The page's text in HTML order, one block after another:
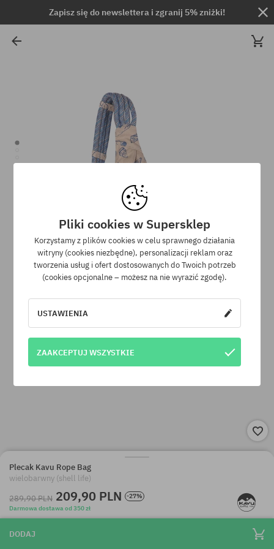
Zapisz się do newslettera i zgranij 5% zniżki!
Plecak Kavu Rope Bag
wielobarwny (shell life)
289,90 PLN 209,90 PLN
-27%
Darmowa dostawa od 350 zł
DODAJ
Pliki cookies w Supersklep
Korzystamy z plików cookies w celu sprawnego działania
witryny (cookies niezbędne), personalizacji reklam oraz
tworzenia usług i ofert dostosowanych do Twoich potrzeb
(cookies opcjonalne – możesz na nie wyrazić zgodę).
USTAWIENIA
ZAAKCEPTUJ WSZYSTKIE